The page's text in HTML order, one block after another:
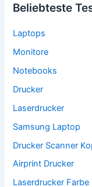
Beliebteste
Laptops
Monitore
Notebooks
Drucker
Laserdrucker
Samsung Laptop
Drucker Scanner
Airprint Drucker
Laserdrucker Farbe